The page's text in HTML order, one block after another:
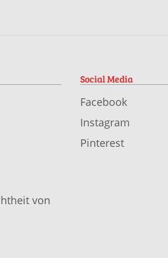
von
Social Media
Facebook
Instagram
Pinterest